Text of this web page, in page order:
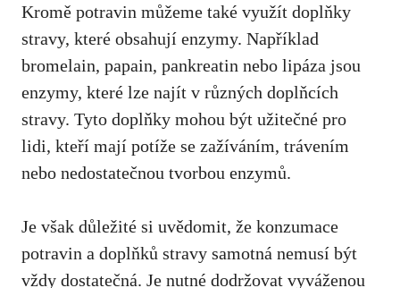
Kromě potravin můžeme také využít doplňky
stravy, které obsahují enzymy. Například
bromelain, papain, pankreatin nebo lipáza jsou
enzymy, které lze najít v různých doplňcích
stravy. Tyto doplňky mohou být užitečné pro
lidi, kteří mají potíže se zažíváním, trávením
nebo nedostatečnou tvorbou enzymů.
Je však důležité si uvědomit, že konzumace
potravin a doplňků stravy samotná nemusí být
vždy dostatečná. Je nutné dodržovat vyváženou